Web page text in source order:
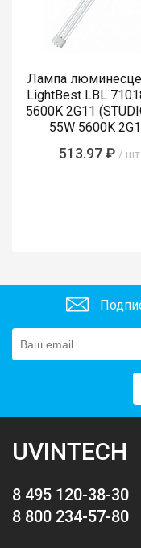
Лампа
LightBest LBL
5600K 2G11
55W 5600K
513.97 ₽ / шт.
UVINTECH
8 495 120-38-30
8 800 234-57-80